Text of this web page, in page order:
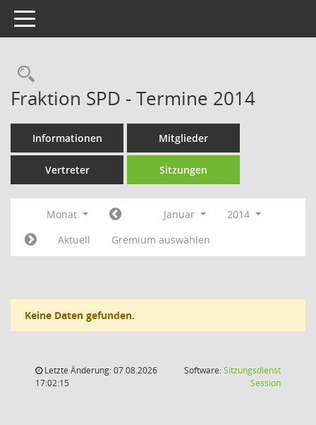
Toggle navigation
Rechercheauswahl
Fraktion SPD - Termine 2014
Informationen Mitglieder
Vertreter Sitzungen
Monat Januar
2014
Aktuell
Gremium auswählen
Keine Daten gefunden.
Letzte Änderung: 07.08.2026
17:02:15
Software:Sitzungsdienst
Session(Wird in